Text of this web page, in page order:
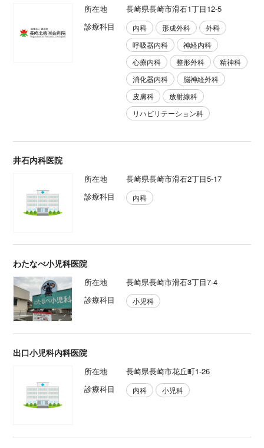
所在地
長崎県長崎市滑石1丁目12-5
診療科目
内科 形成外科
外科
呼吸器内科
神経内科
心療内科
整形外科
精神科
消化器内科
脳神経外科
皮膚科
放射線科
リハビリテーション科
井石内科医院
所在地
長崎県長崎市滑石2丁目5-17
診療科目
内科
わたなべ小児科医院
所在地
長崎県長崎市滑石3丁目7-4
診療科目
小児科
出口小児科内科医院
所在地
長崎県長崎市花丘町1-26
診療科目
内科 小児科